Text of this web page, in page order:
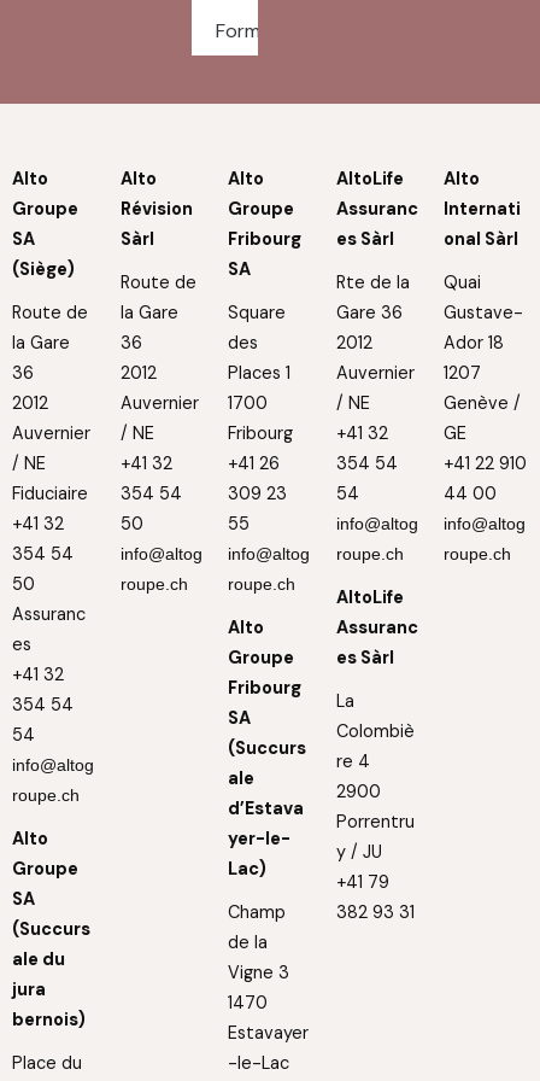
Formulaires
Alto
Groupe
SA
(Siège)
Route de
la Gare
36
2012
Auvernier
/ NE
Fiduciaire
+41 32
354 54
50
Assuranc
es
+41 32
354 54
54
info@altog
roupe.ch
Alto
Groupe
SA
(Succurs
ale du
jura
bernois)
Place du
Alto
Révision
Sàrl
Route de
la Gare
36
2012
Auvernier
/ NE
+41 32
354 54
50
info@altog
roupe.ch
Alto
Groupe
Fribourg
SA
Square
des
Places 1
1700
Fribourg
+41 26
309 23
55
info@altog
roupe.ch
Alto
Groupe
Fribourg
SA
(Succurs
ale
d’Estava
yer-le-
Lac)
Champ
de la
Vigne 3
1470
Estavayer
-le-Lac
AltoLife
Assuranc
es Sàrl
Rte de la
Gare 36
2012
Auvernier
/ NE
+41 32
354 54
54
info@altog
roupe.ch
AltoLife
Assuranc
es Sàrl
La
Colombiè
re 4
2900
Porrentru
y / JU
+41 79
382 93 31
Alto
Internati
onal Sàrl
Quai
Gustave-
Ador 18
1207
Genève /
GE
+41 22 910
44 00
info@altog
roupe.ch